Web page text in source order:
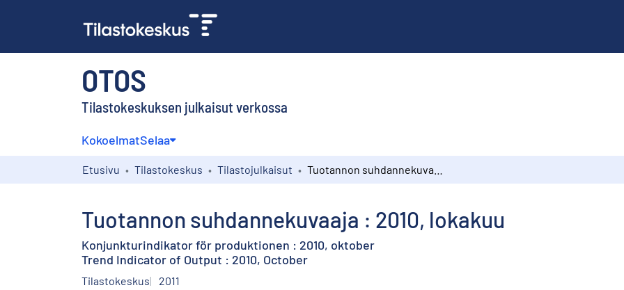
OTOS
Tilastokeskuksen julkaisut verkossa
KokoelmatSelaa
Etusivu Tilastokeskus Tilastojulkaisut
Tuotannon suhdannekuvaaja : 2010, lokakuu
Konjunkturindikator för produktionen : 2010, oktober
Trend Indicator of Output : 2010, October
Tilastokeskus 2011